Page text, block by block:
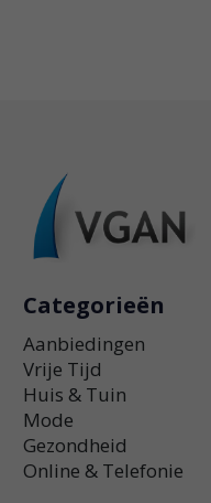
Categorieën
Aanbiedingen
Vrije Tijd
Huis & Tuin
Mode
Gezondheid
Online & Telefonie